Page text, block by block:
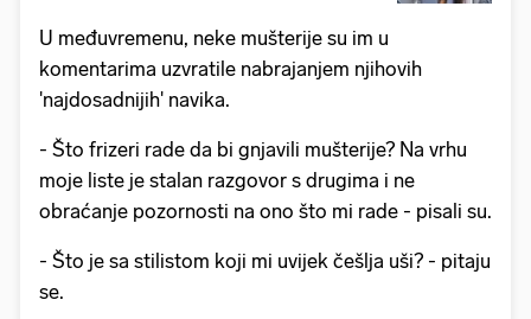
U međuvremenu, neke mušterije su im u
komentarima uzvratile nabrajanjem njihovih
'najdosadnijih' navika.
- Što frizeri rade da bi gnjavili mušterije? Na vrhu
moje liste je stalan razgovor s drugima i ne
obraćanje pozornosti na ono što mi rade - pisali su.
- Što je sa stilistom koji mi uvijek češlja uši? - pitaju
se.